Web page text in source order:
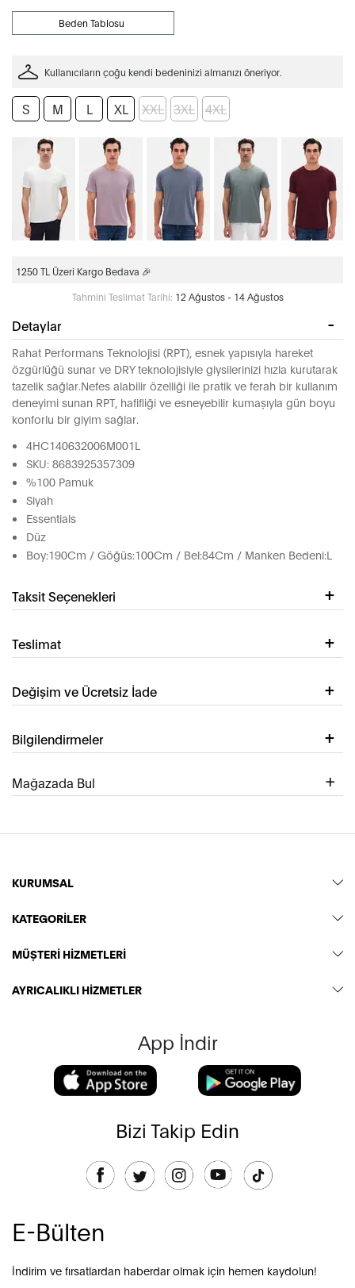
Beden Tablosu
Kullanıcıların çoğu kendi bedeninizi almanızı öneriyor.
S M L XL XXL 3XL 4XL
1250 TL Üzeri Kargo Bedava 🎉
Tahmini Teslimat Tarihi: 12 Ağustos - 14 Ağustos
Detaylar
Rahat Performans Teknolojisi (RPT), esnek yapısıyla hareket
özgürlüğü sunar ve DRY teknolojisiyle giysilerinizi hızla kurutarak
tazelik sağlar.Nefes alabilir özelliği ile pratik ve ferah bir kullanım
deneyimi sunan RPT, hafifliği ve esneyebilir kumaşıyla gün boyu
konforlu bir giyim sağlar.
4HC140632006M001L
SKU: 8683925357309
%100 Pamuk
Siyah
Essentials
Düz
Boy:190Cm / Göğüs:100Cm / Bel:84Cm / Manken Bedeni:L
Taksit Seçenekleri
Teslimat
Değişim ve Ücretsiz İade
Bilgilendirmeler
Mağazada Bul
KURUMSAL
KATEGORİLER
MÜŞTERİ HİZMETLERİ
AYRICALIKLI HİZMETLER
App İndir
Bizi Takip Edin
E-Bülten
İndirim ve fırsatlardan haberdar olmak için hemen kaydolun!